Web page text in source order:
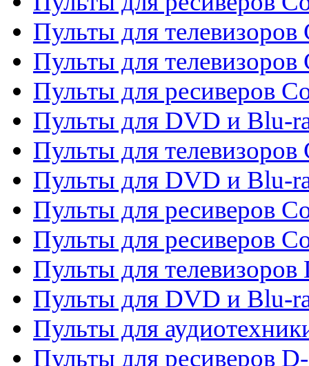
Пульты для телевизоров
Пульты для телевизоров
Пульты для ресиверов
Пульты для DVD и Blu-
Пульты для телевизоров
Пульты для DVD и Blu-
Пульты для ресиверов
Пульты для ресиверов
Пульты для телевизоров
Пульты для DVD и Blu-
Пульты для
Пульты для ресиверов